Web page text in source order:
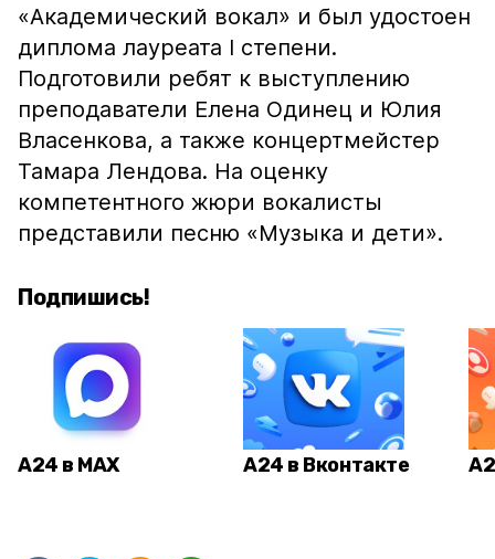
«Академический вокал» и был удостоен
диплома лауреата I степени.
Подготовили ребят к выступлению
преподаватели Елена Одинец и Юлия
Власенкова, а также концертмейстер
Тамара Лендова. На оценку
компетентного жюри вокалисты
представили песню «Музыка и дети».
Подпишись!
А24 в MAX А24 в Вконтакте